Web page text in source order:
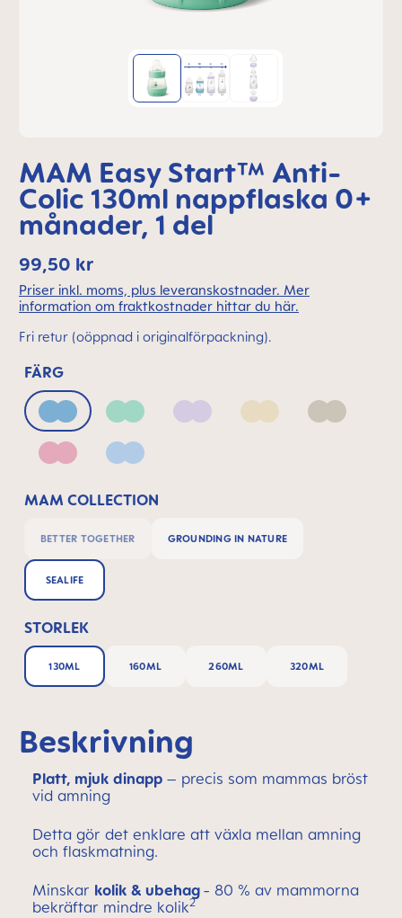
MAM Easy Start™ Anti-
Colic 130ml nappflaska 0+
månader, 1 del
99,50 kr
Priser inkl. moms, plus leveranskostnader. Mer
information om fraktkostnader hittar du här.
Fri retur (oöppnad i originalförpackning).
FÄRG
Blue Green Lilac Linen Neutral
Pink Powder Blue
MAM COLLECTION
BETTER TOGETHER GROUNDING IN NATURE
SEALIFE
STORLEK
130ML 160ML 260ML 320ML
Beskrivning
Platt, mjuk dinapp – precis som mammas bröst
vid amning
Detta gör det enklare att växla mellan amning
och flaskmatning.
Minskar kolik & ubehag - 80 % av mammorna
bekräftar mindre kolik2